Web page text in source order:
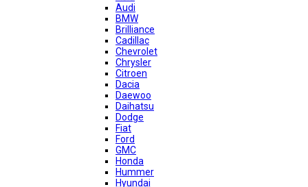
Audi
BMW
Brilliance
Cadillac
Chevrolet
Chrysler
Citroen
Dacia
Daewoo
Daihatsu
Dodge
Fiat
Ford
GMC
Honda
Hummer
Hyundai